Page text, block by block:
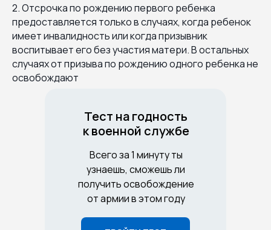
2. Отсрочка по рождению первого ребенка
предоставляется только в случаях, когда ребенок
имеет инвалидность или когда призывник
воспитывает его без участия матери. В остальных
случаях от призыва по рождению одного ребенка не
освобождают
Тест на годность
к военной службе
Всего за 1 минуту ты
узнаешь, сможешь ли
получить освобождение
от армии в этом году